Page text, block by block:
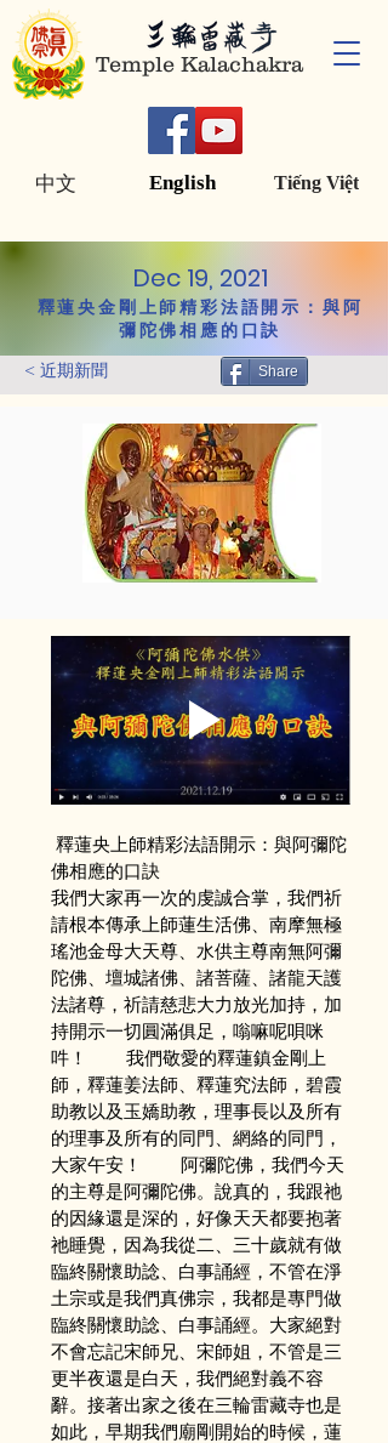
Temple Kalachakra
English Tiếng Việt
中文
Dec 19, 2021
釋蓮央金剛上師精彩法語開示：與阿
彌陀佛相應的口訣
< 近期新聞 Share
釋蓮央上師精彩法語開示：與阿彌陀
佛相應的口訣
我們大家再一次的虔誠合掌，我們祈
請根本傳承上師蓮生活佛、南摩無極
瑤池金母大天尊、水供主尊南無阿彌
陀佛、壇城諸佛、諸菩薩、諸龍天護
法諸尊，祈請慈悲大力放光加持，加
持開示一切圓滿俱足，嗡嘛呢唄咪
吽！        我們敬愛的釋蓮鎮金剛上
師，釋蓮姜法師、釋蓮究法師，碧霞
助教以及玉嬌助教，理事長以及所有
的理事及所有的同門、網絡的同門，
大家午安！        阿彌陀佛，我們今天
的主尊是阿彌陀佛。說真的，我跟祂
的因緣還是深的，好像天天都要抱著
祂睡覺，因為我從二、三十歲就有做
臨終關懷助諗、白事誦經，不管在淨
土宗或是我們真佛宗，我都是專門做
臨終關懷助諗、白事誦經。大家絕對
不會忘記宋師兄、宋師姐，不管是三
更半夜還是白天，我們絕對義不容
辭。接著出家之後在三輪雷藏寺也是
如此，早期我們廟剛開始的時候，蓮